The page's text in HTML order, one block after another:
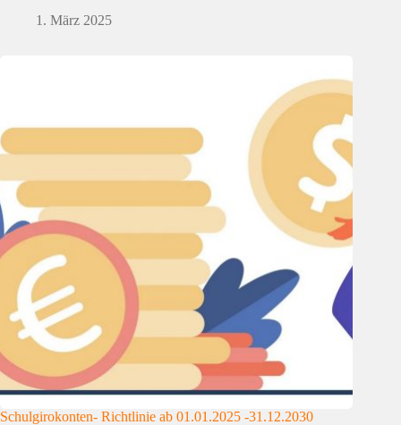
1. März 2025
Schulgirokonten- Richtlinie ab 01.01.2025 -31.12.2030